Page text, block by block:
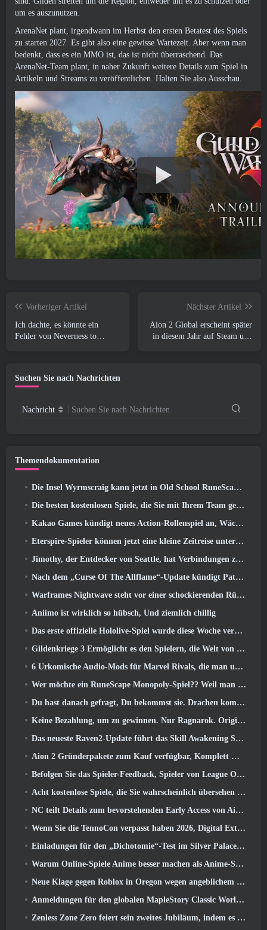
um es auszunutzen.
ArenaNet plant, irgendwann im Herbst den ersten Betatest des Spiels
zu starten 2027. Es gibt also eine gewisse Wartezeit. Aber wenn man
bedenkt, dass es ein MMO ist, das ist nicht überraschend. Das
ArenaNet-Team plant, in naher Zukunft weitere Details zum Spiel in
Artikeln und Streams zu veröffentlichen. Halten Sie also Ausschau.
Vorheriger Artikel
Ich dachte, es könnte ein
Fehler von Neverness to
mich geirrt
Nächster Artikel
Aion 2 Global erscheint später
in diesem Jahr auf Steam und
Suchen Sie nach Nachrichten
Nachricht Suchen Sie nach Nachrichten
Themendokumentation
Die Insel Wyrmscraig kann jetzt in Old School RuneScape erkundet werden
Die besten kostenlosen Spiele, die Sie mit Ihrem Team genießen können (2026)
Kakao Games kündigt neues Action-Rollenspiel an, Wächterin
Eterspire-Spieler können jetzt eine kleine Zeitreise unternehmen … als Belohnung
Jimothy, der Entdecker von Seattle, hat Verbindungen zu ArenaNet, Also fügen sie es natürlich zu Guild Wars hinzu 2
Nach dem „Curse Of The Allflame“-Update kündigt Path of Exile mehrere Änderungen an, die auf Feedback basieren
Warframes Nightwave steht vor einer schockierenden Rückkehr
Aniimo ist wirklich so hübsch, Und ziemlich chillig
Das erste offizielle Hololive-Spiel wurde diese Woche veröffentlicht
Gildenkriege 3 Ermöglicht es den Spielern, die Welt von Tyria zu erleben, bevor die Drachenältesten erwachten
6 Urkomische Audio-Mods für Marvel Rivals, die man unbedingt ausprobieren muss
Wer möchte ein RuneScape Monopoly-Spiel?? Weil man unterwegs ist
Du hast danach gefragt, Du bekommst sie. Drachen kommen online nach Albion
Keine Bezahlung, um zu gewinnen. Nur Ragnarok. Origin Classic erscheint im Juli 23
Das neueste Raven2-Update führt das Skill Awakening System ein, Geben Sie den Spielern mehr Möglichkeiten, ihre Fähigkeiten zu verbessern
Aion 2 Gründerpakete zum Kauf verfügbar, Komplett mit fünf Tagen Early Access
Befolgen Sie das Spieler-Feedback, Spieler von League Of Legends Classic müssen nicht für klassische Skins bezahlen
Acht kostenlose Spiele, die Sie wahrscheinlich übersehen haben und die Teil von Steams Train Fest sind
NC teilt Details zum bevorstehenden Early Access von Aion 2 mit
Wenn Sie die TennoCon verpasst haben 2026, Digital Extremes teilt alle Panels
Einladungen für den „Dichotomie“-Test im Silver Palace gehen raus
Warum Online-Spiele Anime besser machen als Anime-Spiele
Neue Klage gegen Roblox in Oregon wegen angeblichem Kinderpflegevorfall eingereicht
Anmeldungen für den globalen MapleStory Classic World Second Closed Test
Zenless Zone Zero feiert sein zweites Jubiläum, indem es Spielern die Wahl zwischen einem kostenlosen S-Rank-Agenten bietet